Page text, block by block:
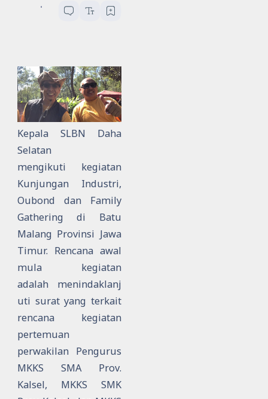
SLBN Daha Selatan
menit baca
Kepala SLBN Daha
Selatan
mengikuti kegiatan
Kunjungan Industri,
Oubond dan Family
Gathering di Batu
Malang Provinsi Jawa
Timur. Rencana awal
mula kegiatan
adalah menindaklanj
uti surat yang terkait
rencana kegiatan
pertemuan
perwakilan Pengurus
MKKS SMA Prov.
Kalsel, MKKS SMK